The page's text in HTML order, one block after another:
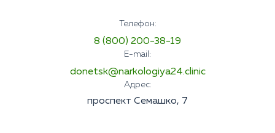
Телефон:
8 (800) 200-38-19
E-mail:
donetsk@narkologiya24.clinic
Адрес:
проспект Семашко, 7